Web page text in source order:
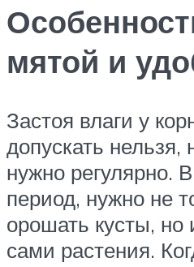
мятой и
Застоя влаги у
допускать нельзя,
нужно регулярно.
период, нужно не
орошать кусты, но
сами растения.